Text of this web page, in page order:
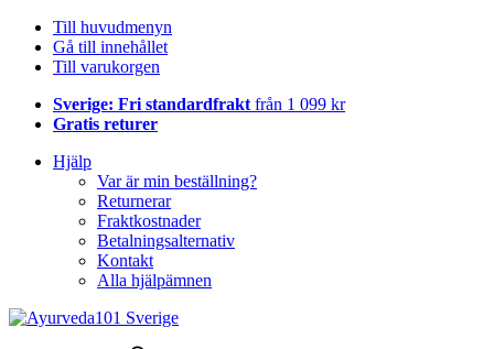
Till huvudmenyn
Gå till innehållet
Till varukorgen
Sverige: Fri standardfrakt från 1 099 kr
Gratis returer
Hjälp
Var är min beställning?
Returnerar
Fraktkostnader
Betalningsalternativ
Kontakt
Alla hjälpämnen